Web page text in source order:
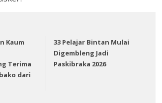
Kaum
Terima
dari
33 Pelajar Bintan Mulai
Digembleng Jadi
Paskibraka 2026